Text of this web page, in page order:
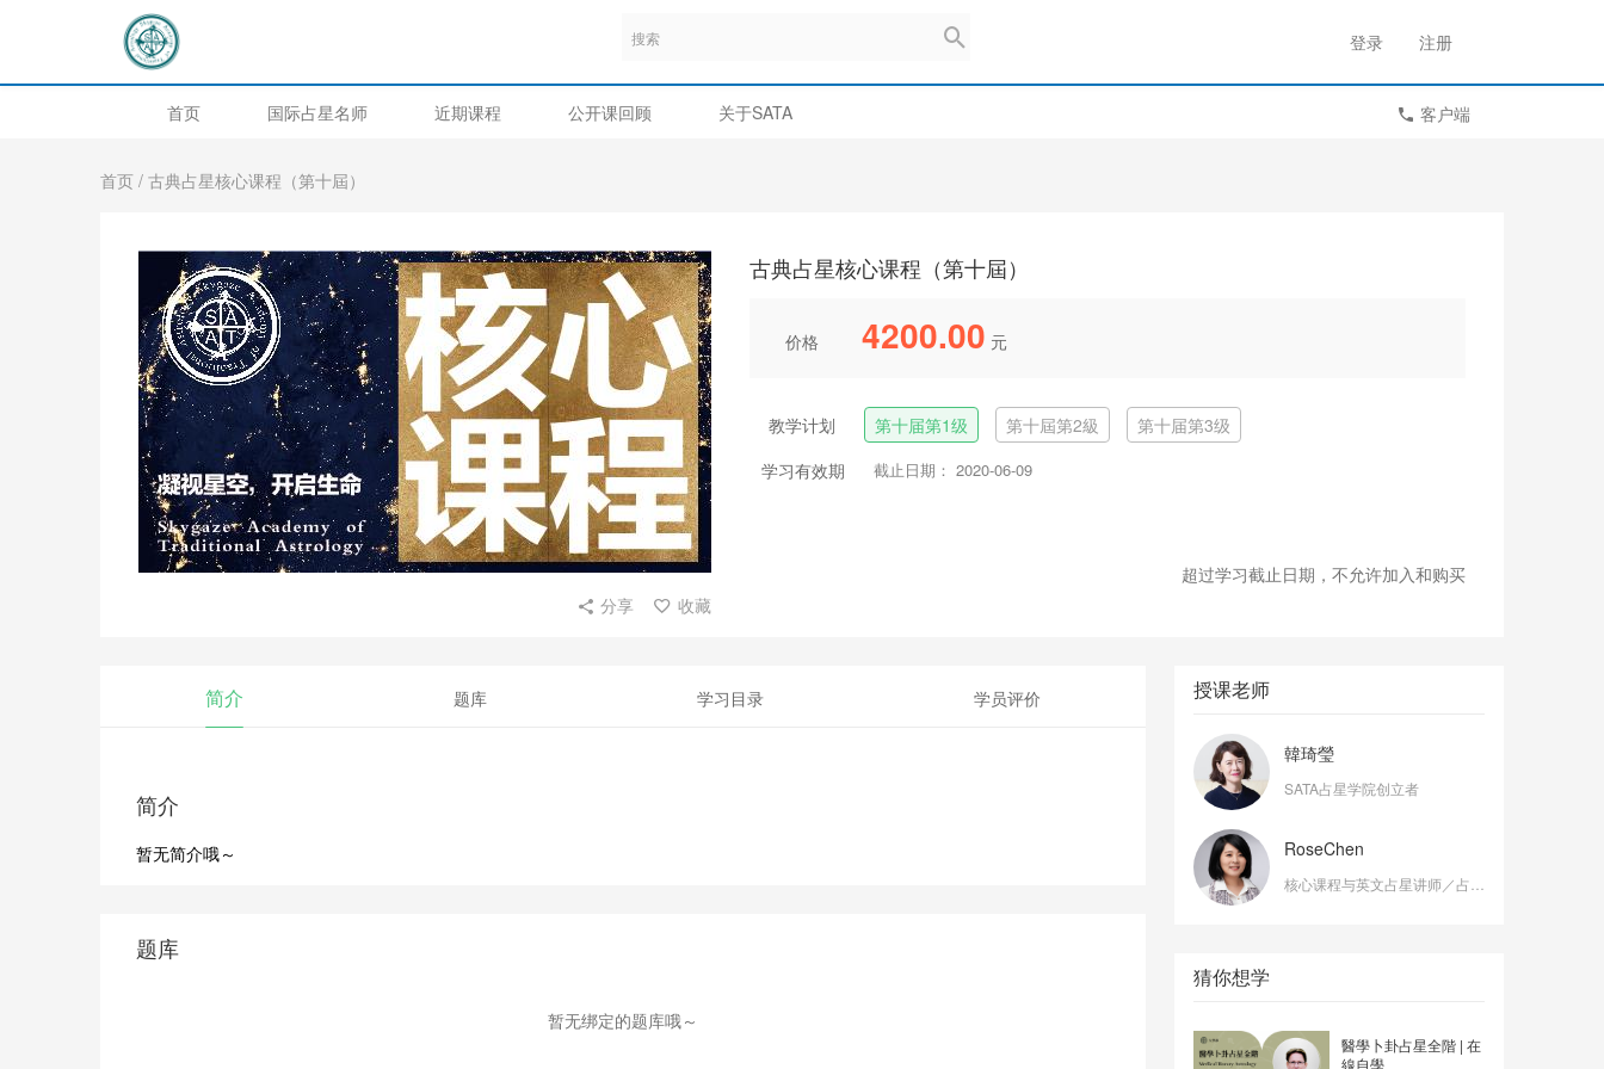
登录 注册
首页 国际占星名师 近期课程 公开课回顾 关于SATA 客户端
首页 / 古典占星核心课程（第十屆）
分享 收藏
古典占星核心课程（第十屆）
价格 4200.00 元
教学计划 第十届第1级 第十屆第2級
第十届第3级
学习有效期
截止日期： 2020-06-09
超过学习截止日期，不允许加入和购买
简介 题库 学习目录 学员评价
简介
暂无简介哦～
题库
暂无绑定的题库哦～
授课老师
韓琦瑩
SATA占星学院创立者
RoseChen
猜你想学
醫學卜卦占星全階 | 在
線自學